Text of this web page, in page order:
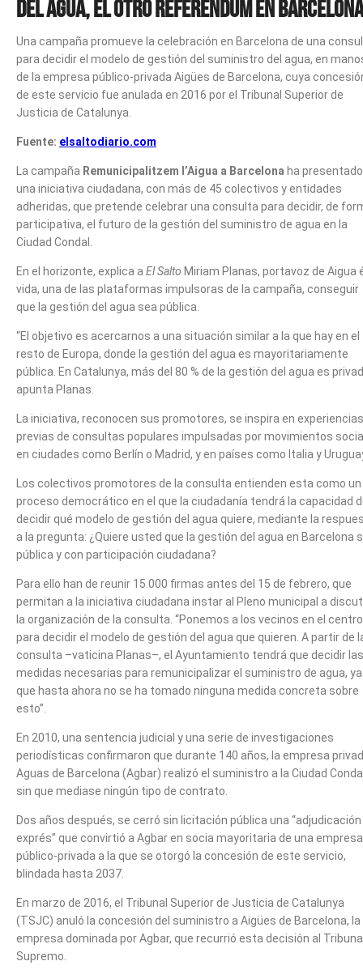
del agua, el otro referéndum en Barcelona
Una campaña promueve la celebración en Barcelona de una
para decidir el modelo de gestión del suministro del agua, en
de la empresa público-privada Aigües de Barcelona, cuya
de este servicio fue anulada en 2016 por el Tribunal Superior de
Justicia de Catalunya.
Fuente: elsaltodiario.com
La campaña Remunicipalitzem l’Aigua a Barcelona ha presentado
una iniciativa ciudadana, con más de 45 colectivos y entidades
adheridas, que pretende celebrar una consulta para decidir, de
participativa, el futuro de la gestión del suministro de agua en la
Ciudad Condal.
En el horizonte, explica a El Salto Miriam Planas, portavoz de Aigua
vida, una de las plataformas impulsoras de la campaña, conseguir
que la gestión del agua sea pública.
“El objetivo es acercarnos a una situación similar a la que hay en el
resto de Europa, donde la gestión del agua es mayoritariamente
pública. En Catalunya, más del 80 % de la gestión del agua es
apunta Planas.
La iniciativa, reconocen sus promotores, se inspira en experiencias
previas de consultas populares impulsadas por movimientos
en ciudades como Berlín o Madrid, y en países como Italia y
Los colectivos promotores de la consulta entienden esta como un
proceso democrático en el que la ciudadanía tendrá la capacidad
decidir qué modelo de gestión del agua quiere, mediante la
a la pregunta: ¿Quiere usted que la gestión del agua en Barcelona
pública y con participación ciudadana?
Para ello han de reunir 15.000 firmas antes del 15 de febrero, que
permitan a la iniciativa ciudadana instar al Pleno municipal a
la organización de la consulta. “Ponemos a los vecinos en el centro
para decidir el modelo de gestión del agua que quieren. A partir de
consulta –vaticina Planas–, el Ayuntamiento tendrá que decidir las
medidas necesarias para remunicipalizar el suministro de agua, ya
que hasta ahora no se ha tomado ninguna medida concreta sobre
esto”.
En 2010, una sentencia judicial y una serie de investigaciones
periodísticas confirmaron que durante 140 años, la empresa
Aguas de Barcelona (Agbar) realizó el suministro a la Ciudad
sin que mediase ningún tipo de contrato.
Dos años después, se cerró sin licitación pública una “adjudicación
exprés” que convirtió a Agbar en socia mayoritaria de una empresa
público-privada a la que se otorgó la concesión de este servicio,
blindada hasta 2037.
En marzo de 2016, el Tribunal Superior de Justicia de Catalunya
(TSJC) anuló la concesión del suministro a Aigües de Barcelona, la
empresa dominada por Agbar, que recurrió esta decisión al
Supremo.